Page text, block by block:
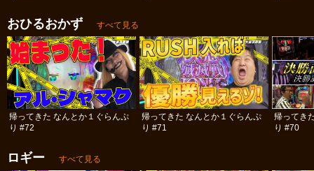
おひるおかず すべて見る
帰ってきた なんとか１ぐらんぷ
り #72
帰ってきた なんとか１ぐらんぷ
り #71
帰ってき
り #70
ロギー すべて見る